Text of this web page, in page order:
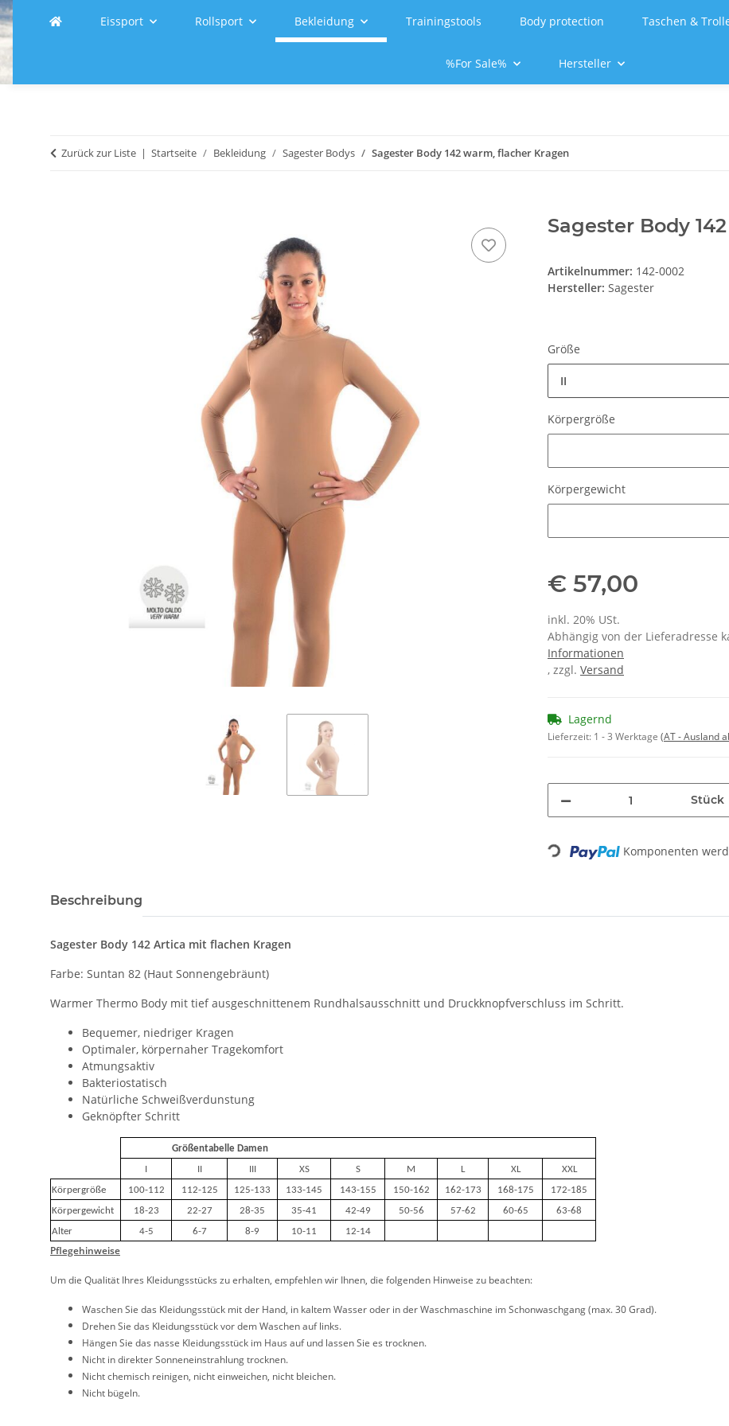
Eissport Rollsport Bekleidung Trainingstools Body protection Taschen &
%For Sale% Hersteller
Zurück zur Liste Startseite Bekleidung Sagester Bodys Sagester Body 142 warm, flacher Kragen
Sagester Body
Artikelnummer: 142-0002
Hersteller: Sagester
Größe
II
Körpergröße
Körpergewicht
€ 57,00
inkl. 20% USt.
Abhängig von der Lieferadresse
Informationen
, zzgl. Versand
Lagernd
Lieferzeit: 1 - 3 Werktage (AT - Ausland
Stück
Loading... Komponenten
Beschreibung
Sagester Body 142 Artica mit flachen Kragen
Farbe: Suntan 82 (Haut Sonnengebräunt)
Warmer Thermo Body mit tief ausgeschnittenem Rundhalsausschnitt und Druckknopfverschluss im Schritt.
Bequemer, niedriger Kragen
Optimaler, körpernaher Tragekomfort
Atmungsaktiv
Bakteriostatisch
Natürliche Schweißverdunstung
Geknöpfter Schritt
Größentabelle Damen
XS S M L XL
XXL
Körpergröße
100-112 112-125 125-133 133-145 143-155 150-162 162-173 168-175
172-185
Körpergewicht
18-23 22-27 28-35 35-41 42-49 50-56 57-62 60-65
63-68
Alter
4-5 6-7 8-9 10-11 12-14
Pflegehinweise
Um die Qualität Ihres Kleidungsstücks zu erhalten, empfehlen wir Ihnen, die folgenden Hinweise zu beachten:
Waschen Sie das Kleidungsstück mit der Hand, in kaltem Wasser oder in der Waschmaschine im Schonwaschgang (max. 30 Grad).
Drehen Sie das Kleidungsstück vor dem Waschen auf links.
Hängen Sie das nasse Kleidungsstück im Haus auf und lassen Sie es trocknen.
Nicht in direkter Sonneneinstrahlung trocknen.
Nicht chemisch reinigen, nicht einweichen, nicht bleichen.
Nicht bügeln.